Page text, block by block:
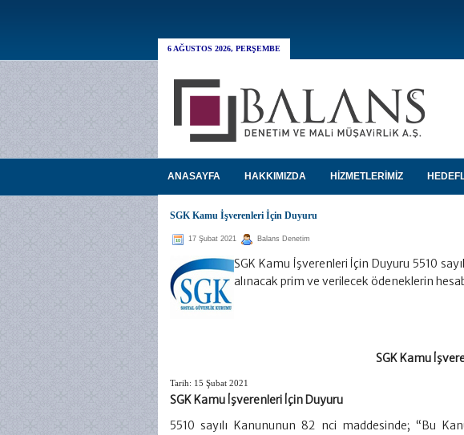
6 AĞUSTOS 2026, PERŞEMBE
ANASAYFA HAKKIMIZDA HİZMETLERİMİZ
SGK Kamu İşverenleri İçin Duyuru
17 Şubat 2021 Balans Denetim
SGK Kamu İşverenleri İçin Duyuru 5510
alınacak prim ve verilecek ödeneklerin
SGK Kamu
Tarih: 15 Şubat 2021
SGK Kamu İşverenleri İçin Duyuru
5510 sayılı Kanununun 82 nci maddesinde; “Bu